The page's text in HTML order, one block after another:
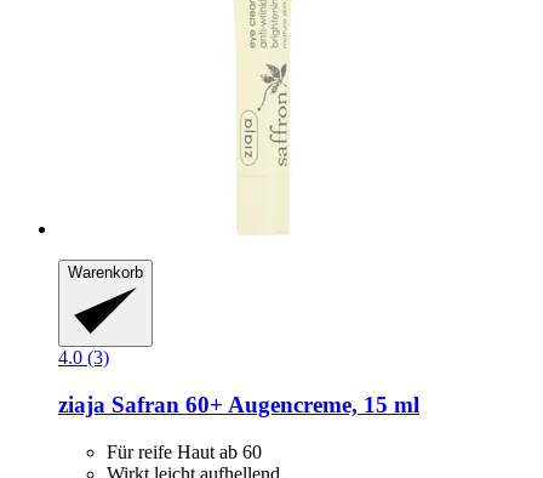
Warenkorb
4.0 (3)
ziaja Safran 60+ Augencreme, 15 ml
Für reife Haut ab 60
Wirkt leicht aufhellend